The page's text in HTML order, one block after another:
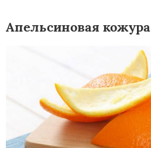
Апельсиновая кожура